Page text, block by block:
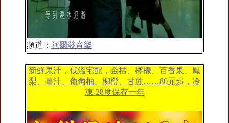
頻道： 阿爾發音樂
新鮮果汁，低溫宅配，金桔、檸檬、百香果、鳳
梨、薑汁、葡萄柚、柳橙、甘蔗……80元起，冷
凍-28度保存一年